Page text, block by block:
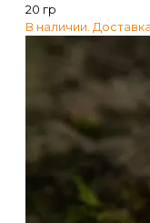
20 гр
В наличии.